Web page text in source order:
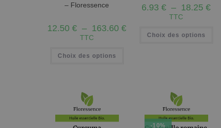
– Floressence
12.50€ – 163.60€
TTC
Choix des options
6.93€ – 18.25€
TTC
Choix des options
-10%